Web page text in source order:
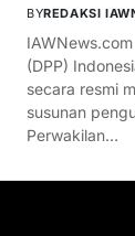
BYREDAKSI
(DPP)
secara resmi
susunan
Perwakilan…